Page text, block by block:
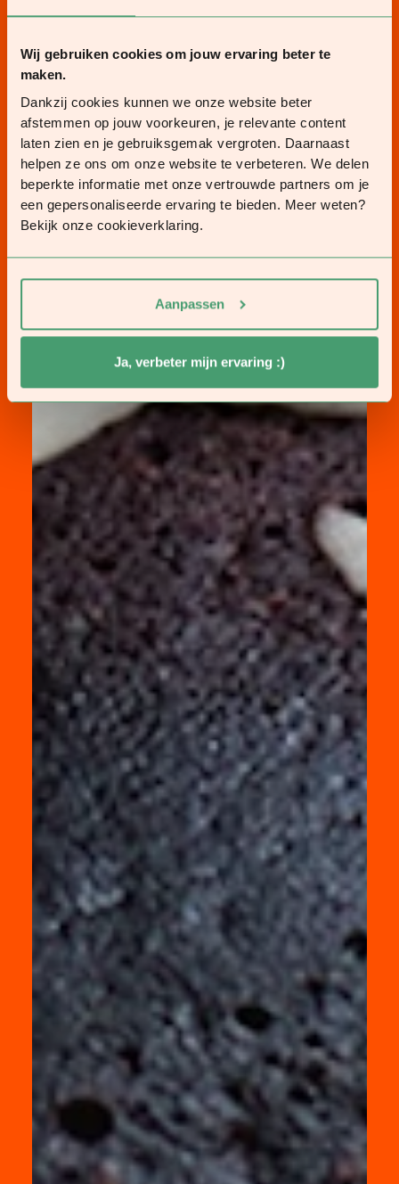
Wij gebruiken cookies om jouw ervaring beter te
maken.
Dankzij cookies kunnen we onze website beter
afstemmen op jouw voorkeuren, je relevante content
laten zien en je gebruiksgemak vergroten. Daarnaast
helpen ze ons om onze website te verbeteren. We delen
beperkte informatie met onze vertrouwde partners om je
een gepersonaliseerde ervaring te bieden. Meer weten?
Bekijk onze cookieverklaring.
Aanpassen
Ja, verbeter mijn ervaring :)